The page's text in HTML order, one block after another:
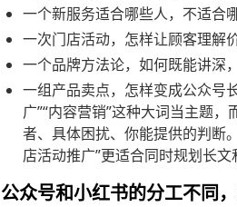
一个新服务适合哪些人，不适合
一次门店活动，怎样让顾客理解
一个品牌方法论，如何既能讲深
一组产品卖点，怎样变成公众号
广”“内容营销”这种大词当主题
者、具体困扰、你能提供的判断
店活动推广”更适合同时规划长文
公众号和小红书的分工不同